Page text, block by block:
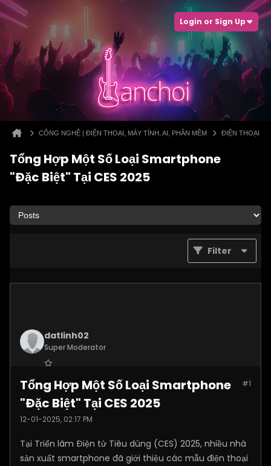
Login or Sign Up
CÔNG NGHỆ | ĐIỆN THOẠI, MÁY TÍNH, AI, PHẦN MỀM ĐIỆN THOẠI
Tổng Hợp Một Số Loại Smartphone
"Đặc Biệt" Tại CES 2025
Filter
datlinh02
Super Moderator
Posts:7876 #1
Tổng Hợp Một Số Loại Smartphone
"Đặc Biệt" Tại CES 2025
12-01-2025, 02:17 PM
Tại Triển lãm Điện tử Tiêu dùng (CES) 2025, nhiều nhà
sản xuất smartphone đã giới thiệu các mẫu điện thoại